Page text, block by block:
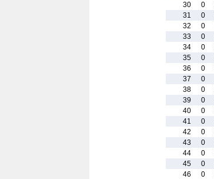
30
0
31
0
32
0
33
0
34
0
35
0
36
0
37
0
38
0
39
0
40
0
41
0
42
0
43
0
44
0
45
0
46
0